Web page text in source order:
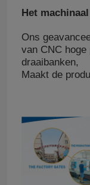
Het
Ons
van CNC
draaibanken,
Maakt de